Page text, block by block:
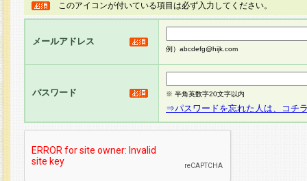
このアイコンが付いている項目は必ず入力してください。
メールアドレス
例）abcdefg@hijk.com
パスワード ※ 半角英数字20文字以内
⇒パスワードを忘れた人は、コチ